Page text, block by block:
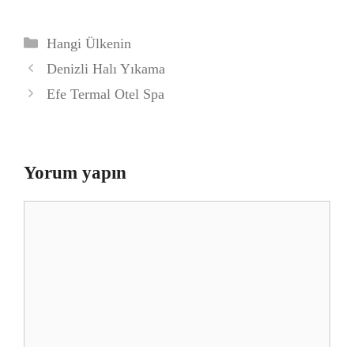
Kategoriler
Hangi Ülkenin
Denizli Halı Yıkama
Efe Termal Otel Spa
Yorum yapın